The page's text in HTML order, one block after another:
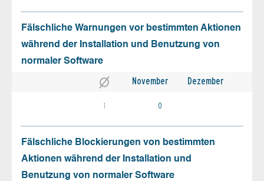
Fälschliche Warnungen vor bestimmten Aktionen
während der Installation und Benutzung von
normaler Software
November Dezember
1 0
Fälschliche Blockierungen von bestimmten
Aktionen während der Installation und
Benutzung von normaler Software